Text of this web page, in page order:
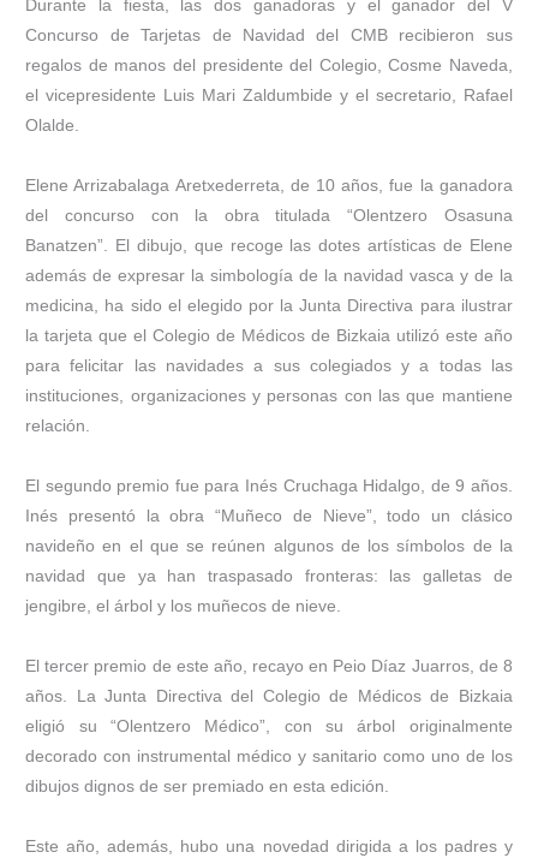
Durante la fiesta, las dos ganadoras y el ganador del V
Concurso de Tarjetas de Navidad del CMB recibieron sus
regalos de manos del presidente del Colegio, Cosme Naveda,
el vicepresidente Luis Mari Zaldumbide y el secretario, Rafael
Olalde.
Elene Arrizabalaga Aretxederreta, de 10 años, fue la ganadora
del concurso con la obra titulada “Olentzero Osasuna
Banatzen”. El dibujo, que recoge las dotes artísticas de Elene
además de expresar la simbología de la navidad vasca y de la
medicina, ha sido el elegido por la Junta Directiva para ilustrar
la tarjeta que el Colegio de Médicos de Bizkaia utilizó este año
para felicitar las navidades a sus colegiados y a todas las
instituciones, organizaciones y personas con las que mantiene
relación.
El segundo premio fue para Inés Cruchaga Hidalgo, de 9 años.
Inés presentó la obra “Muñeco de Nieve”, todo un clásico
navideño en el que se reúnen algunos de los símbolos de la
navidad que ya han traspasado fronteras: las galletas de
jengibre, el árbol y los muñecos de nieve.
El tercer premio de este año, recayo en Peio Díaz Juarros, de 8
años. La Junta Directiva del Colegio de Médicos de Bizkaia
eligió su “Olentzero Médico”, con su árbol originalmente
decorado con instrumental médico y sanitario como uno de los
dibujos dignos de ser premiado en esta edición.
Este año, además, hubo una novedad dirigida a los padres y